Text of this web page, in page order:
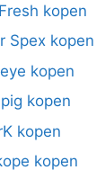
kopen
Spex kopen
kopen
kopen
kopen
kopen